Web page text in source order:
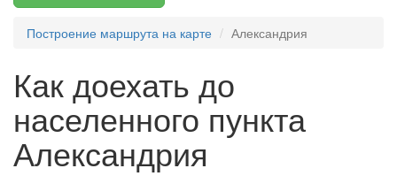
Построение маршрута на карте Александрия
Как доехать до
населенного пункта
Александрия